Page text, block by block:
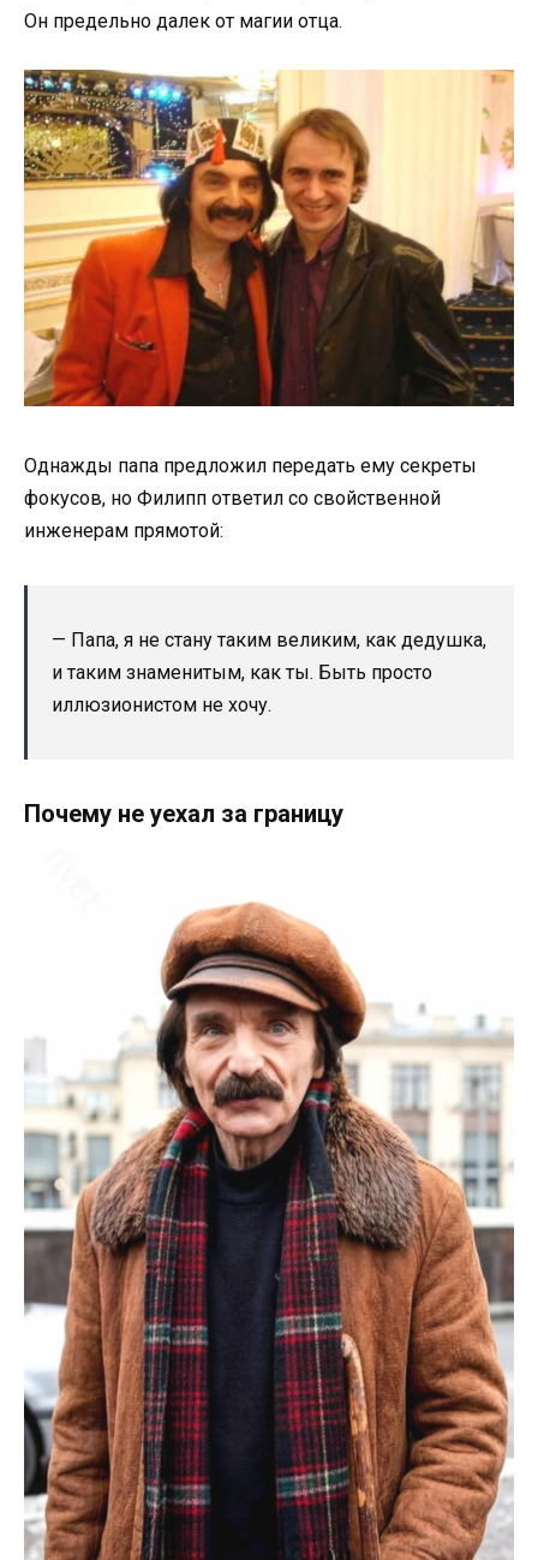
Он предельно далек от магии отца.
Однажды папа предложил передать ему секреты
фокусов, но Филипп ответил со свойственной
инженерам прямотой:
— Папа, я не стану таким великим, как дедушка,
и таким знаменитым, как ты. Быть просто
иллюзионистом не хочу.
Почему не уехал за границу